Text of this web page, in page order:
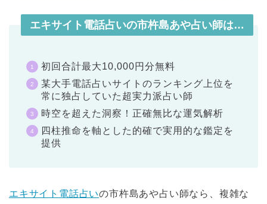
エキサイト電話占いの市杵島あや占い師は…
初回合計最大10,000円分無料
某大手電話占いサイトのランキング上位を
常に独占していた超実力派占い師
時空を超えた洞察！正確無比な運気解析
四柱推命を軸とした的確で実用的な鑑定を
提供
エキサイト電話占いの市杵島あや占い師なら、複雑な